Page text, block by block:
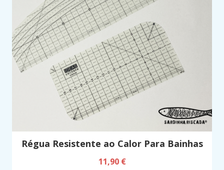
Régua Resistente ao Calor Para Bainhas
11,90 €